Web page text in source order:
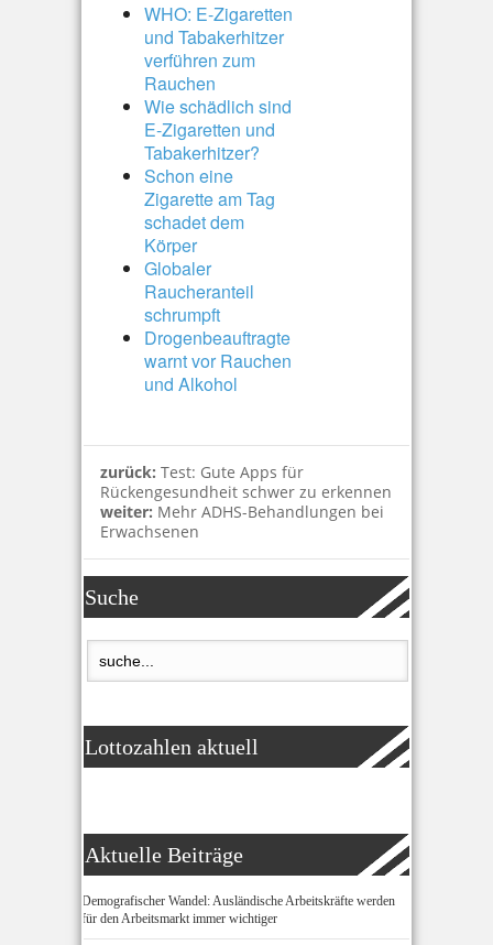
WHO: E-Zigaretten
und Tabakerhitzer
verführen zum
Rauchen
Wie schädlich sind
E-Zigaretten und
Tabakerhitzer?
Schon eine
Zigarette am Tag
schadet dem
Körper
Globaler
Raucheranteil
schrumpft
Drogenbeauftragte
warnt vor Rauchen
und Alkohol
zurück: Test: Gute Apps für
Rückengesundheit schwer zu erkennen
weiter: Mehr ADHS-Behandlungen bei
Erwachsenen
Suche
Lottozahlen aktuell
Aktuelle Beiträge
Demografischer Wandel: Ausländische Arbeitskräfte werden
für den Arbeitsmarkt immer wichtiger